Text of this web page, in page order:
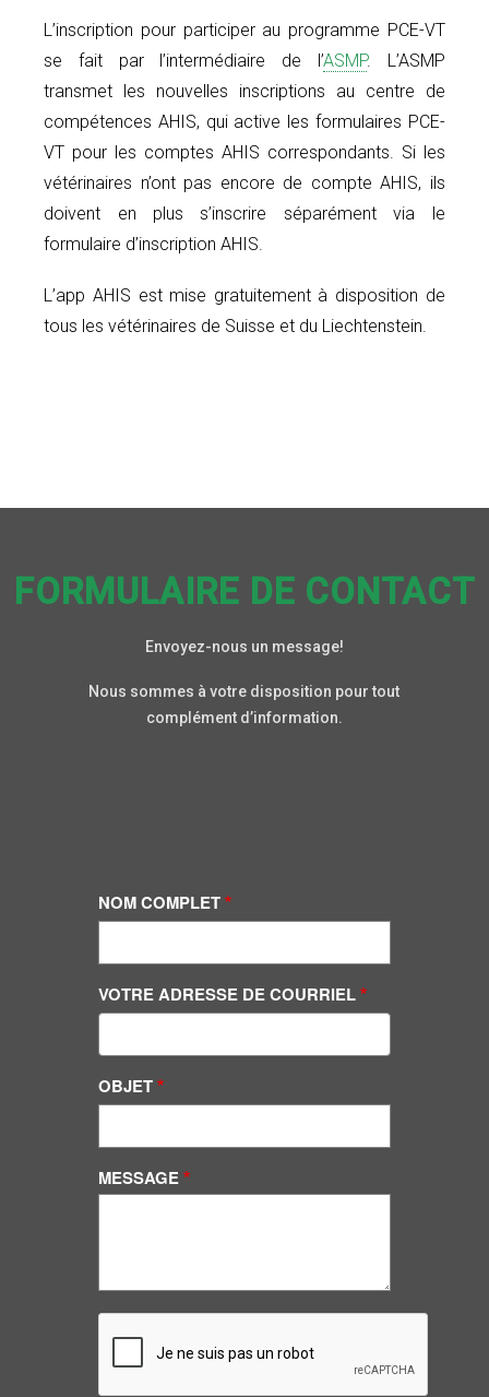
L’inscription pour participer au programme PCE-VT
se fait par l’intermédiaire de l’ASMP. L’ASMP
transmet les nouvelles inscriptions au centre de
compétences AHIS, qui active les formulaires PCE-
VT pour les comptes AHIS correspondants. Si les
vétérinaires n’ont pas encore de compte AHIS, ils
doivent en plus s’inscrire séparément via le
formulaire d’inscription AHIS.
L’app AHIS est mise gratuitement à disposition de
tous les vétérinaires de Suisse et du Liechtenstein.
FORMULAIRE DE CONTACT
Envoyez-nous un message!
Nous sommes à votre disposition pour tout
complément d’information.
NOM COMPLET
VOTRE ADRESSE DE COURRIEL
OBJET
MESSAGE